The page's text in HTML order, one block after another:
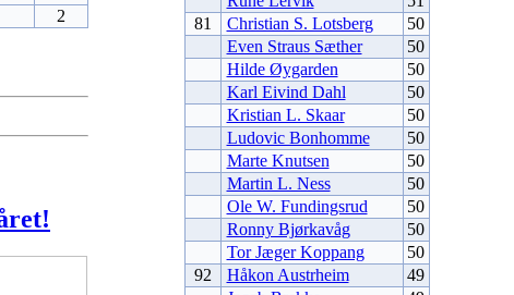
2
81
Christian S. Lotsberg
50
Even Straus Sæther
50
Hilde Øygarden
50
Karl Eivind Dahl
50
Kristian L. Skaar
50
Ludovic Bonhomme
50
Marte Knutsen
50
Martin L. Ness
50
Ole W. Fundingsrud
50
Ronny Bjørkavåg
50
Tor Jæger Koppang
50
92
Håkon Austrheim
49